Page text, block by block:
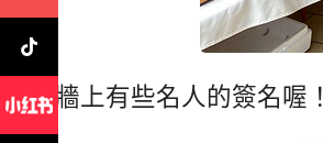
牆上有些名人的簽名喔！